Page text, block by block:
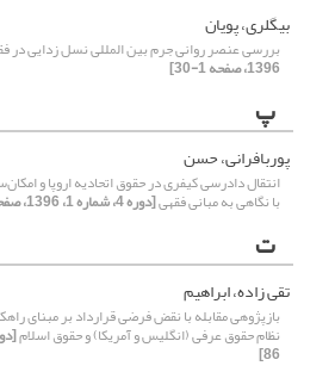
بیگلری، پویان
بررسی عنصر روانی جرم بین المللی نسل زدایی در
1396، صفحه 1-30]
پ
پوربافرانی، حسن
انتقال دادرسی کیفری در حقوق اتحادیه اروپا و
با نگاهی به مبانی فقهی[دوره 4، شماره 1، 1396، صفحه 31-56]
ت
تقی زاده، ابراهیم
بازپژوهی مقابله با نقض فرضی قرارداد بر مبنای
نظام حقوق عرفی (انگلیس و آمریکا) و حقوق اسلام
86]